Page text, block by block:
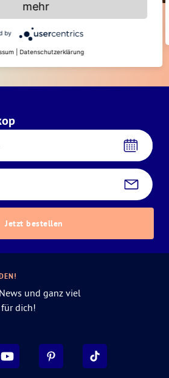
Turn-Ons & -Offs
Jetzt bestellen
und ganz viel
dich!
mehr
by
Datenschutzerklärung